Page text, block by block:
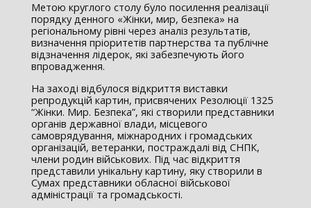
Метою круглого столу було посилення реалізації
порядку денного «Жінки, мир, безпека» на
регіональному рівні через аналіз результатів,
визначення пріоритетів партнерства та публічне
відзначення лідерок, які забезпечують його
впровадження.
На заході відбулося відкриття виставки
репродукцій картин, присвячених Резолюції 1325
“Жінки. Мир. Безпека”, які створили представники
органів державної влади, місцевого
самоврядування, міжнародних і громадських
організацій, ветеранки, постраждалі від СНПК,
члени родин військових. Під час відкриття
представили унікальну картину, яку створили в
Сумах представники обласної військової
адміністрації та громадськості.